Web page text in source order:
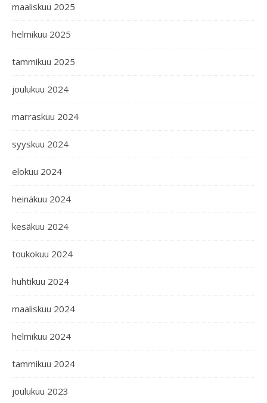
maaliskuu 2025
helmikuu 2025
tammikuu 2025
joulukuu 2024
marraskuu 2024
syyskuu 2024
elokuu 2024
heinäkuu 2024
kesäkuu 2024
toukokuu 2024
huhtikuu 2024
maaliskuu 2024
helmikuu 2024
tammikuu 2024
joulukuu 2023